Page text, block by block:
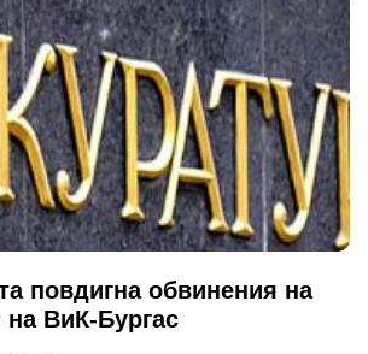
повдигна обвинения на
ВиК-Бургас